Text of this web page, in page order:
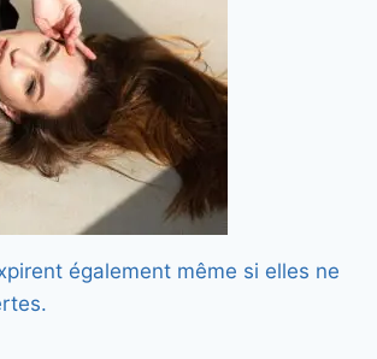
également même si elles ne